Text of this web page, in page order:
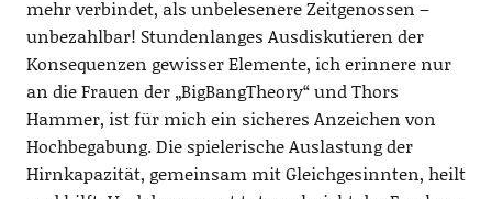
mehr verbindet, als unbelesenere Zeitgenossen –
unbezahlbar! Stundenlanges Ausdiskutieren der
Konsequenzen gewisser Elemente, ich erinnere nur
an die Frauen der „BigBangTheory“ und Thors
Hammer, ist für mich ein sicheres Anzeichen von
Hochbegabung. Die spielerische Auslastung der
Hirnkapazität, gemeinsam mit Gleichgesinnten, heilt